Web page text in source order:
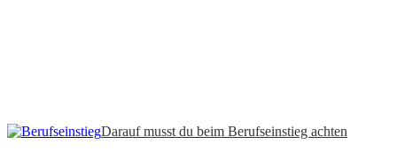
Darauf musst du beim Berufseinstieg achten